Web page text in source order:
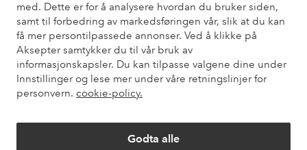
med. Dette er for å analysere hvordan du bruker siden,
samt til forbedring av markedsføringen vår, slik at du kan
få mer persontilpassede annonser. Ved å klikke på
Aksepter samtykker du til vår bruk av
informasjonskapsler. Du kan tilpasse valgene dine under
Innstillinger og lese mer under våre retningslinjer for
personvern. cookie-policy.
Godta alle
Kundeservice Betalingsmåte
Mine sider
Om Ellos